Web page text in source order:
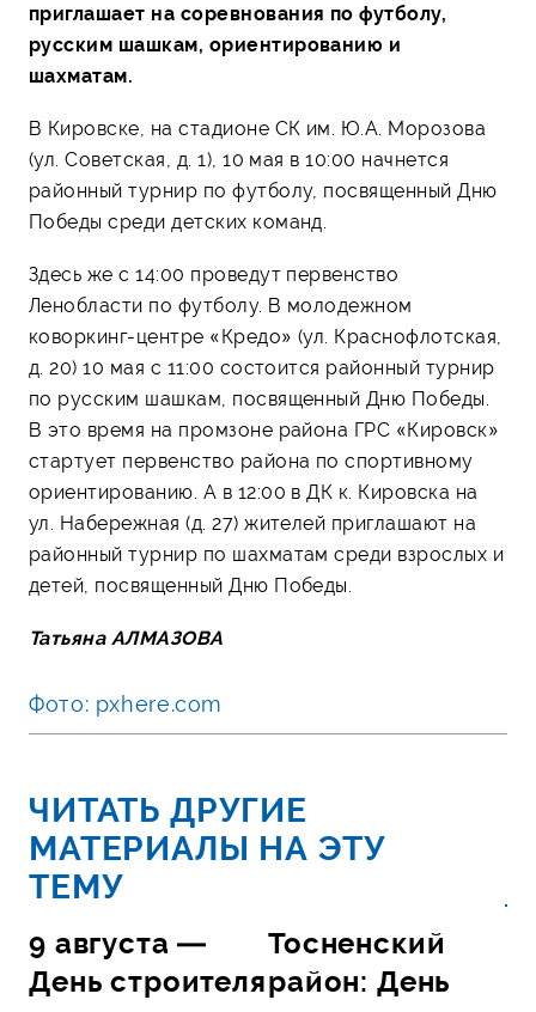
приглашает на соревнования по футболу,
русским шашкам, ориентированию и
шахматам.
В Кировске, на стадионе СК им. Ю.А. Морозова
(ул. Советская, д. 1), 10 мая в 10:00 начнется
районный турнир по футболу, посвященный Дню
Победы среди детских команд.
Здесь же с 14:00 проведут первенство
Ленобласти по футболу. В молодежном
коворкинг-центре «Кредо» (ул. Краснофлотская,
д. 20) 10 мая с 11:00 состоится районный турнир
по русским шашкам, посвященный Дню Побе­ды.
В это время на промзоне района ГРС «Кировск»
стартует первенство района по спортивному
ориентированию. А в 12:00 в ДК к. Кировска на
ул. Набережная (д. 27) жителей приглашают на
районный турнир по шахматам среди взрослых и
детей, посвященный Дню Победы.
Татьяна АЛМАЗОВА
Фото: pxhere.com
ЧИТАТЬ ДРУГИЕ
МАТЕРИАЛЫ НА ЭТУ
ТЕМУ
9 августа —
День строителя
Тосненский
район: День